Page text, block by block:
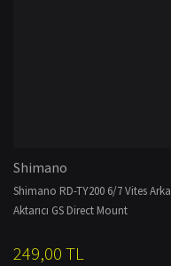
Shimano
Shimano RD-TY200 6/7 Vites Arka
Aktarıcı GS Direct Mount
249,00 TL